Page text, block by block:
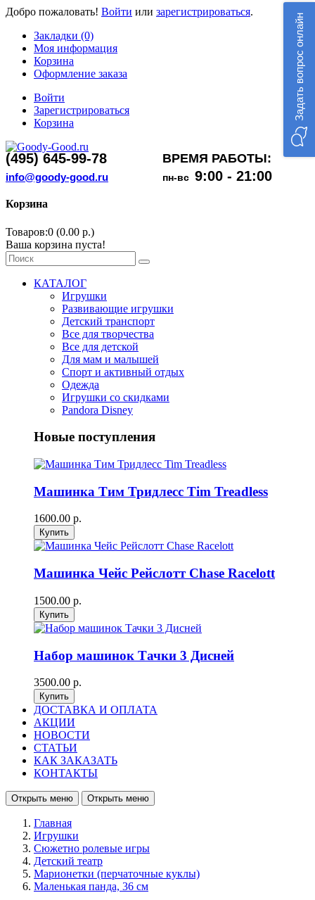
Добро пожаловать! Войти или зарегистрироваться.
Закладки (0)
Моя информация
Корзина
Оформление заказа
Войти
Зарегистрироваться
Корзина
(495) 645-99-78 ВРЕМЯ РАБОТЫ:
info@goody-good.ru пн-вс 9:00 - 21:00
Корзина
Товаров:0 (0.00 р.)
Ваша корзина пуста!
КАТАЛОГ
Игрушки
Развивающие игрушки
Детский транспорт
Все для творчества
Все для детской
Для мам и малышей
Спорт и активный отдых
Одежда
Игрушки со скидками
Pandora Disney
Новые поступления
Машинка Тим Тридлесс Tim Treadless
1600.00 р.
Машинка Чейс Рейслотт Chase Racelott
1500.00 р.
Набор машинок Тачки 3 Дисней
3500.00 р.
ДОСТАВКА И ОПЛАТА
АКЦИИ
НОВОСТИ
СТАТЬИ
КАК ЗАКАЗАТЬ
КОНТАКТЫ
Открыть меню Открыть меню
Главная
Игрушки
Сюжетно ролевые игры
Детский театр
Марионетки (перчаточные куклы)
Маленькая панда, 36 см
Задать вопрос онлайн